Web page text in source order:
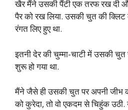
खैर मैंने उसकी पैंटी एक तरफ रख दी
पैर को रख लिया. उसकी चुत की क्लिट
रंगत लिए हुए था.
इतनी देर की चुम्मा-चाटी में उसकी
शुरू हो गया था.
मैंने जैसे ही उसकी चुत पर अपनी जीभ
को कुरेदा, तो वो एकदम से चिहुंक